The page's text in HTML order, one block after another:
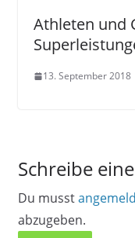
Athleten und
13. September 2018
Schreibe
Du musst
abzugeben.